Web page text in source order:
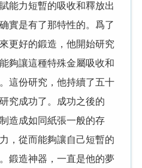
能力短暫的吸收和釋放出
實是有了那特性的。爲了
更好的鍛造，他開始研究
夠讓這種特殊金屬吸收和
這份研究，他持續了五十
究成功了。成功之後的
造成如同紙張一般的存
，從而能夠讓自己短暫的
鍛造神器，一直是他的夢